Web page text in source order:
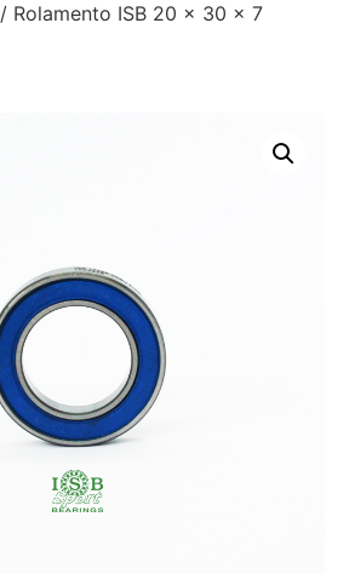
/ Rolamento ISB 20 x 30 x 7